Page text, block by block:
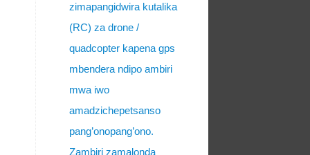
zimapangidwira kutalika
(RC) za drone /
quadcopter kapena gps
mbendera ndipo ambiri
mwa iwo
amadzichepetsanso
pang’onopang’ono.
Zambiri zamalonda